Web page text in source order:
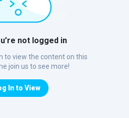
not logged in
to view the content on this
join us to see more!
In to View